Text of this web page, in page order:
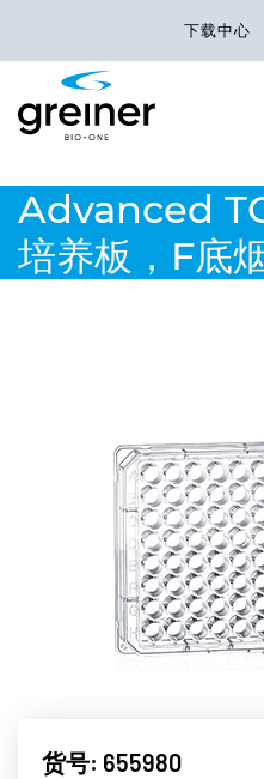
下载中心
Advanced
培养板，F底
货号: 655980